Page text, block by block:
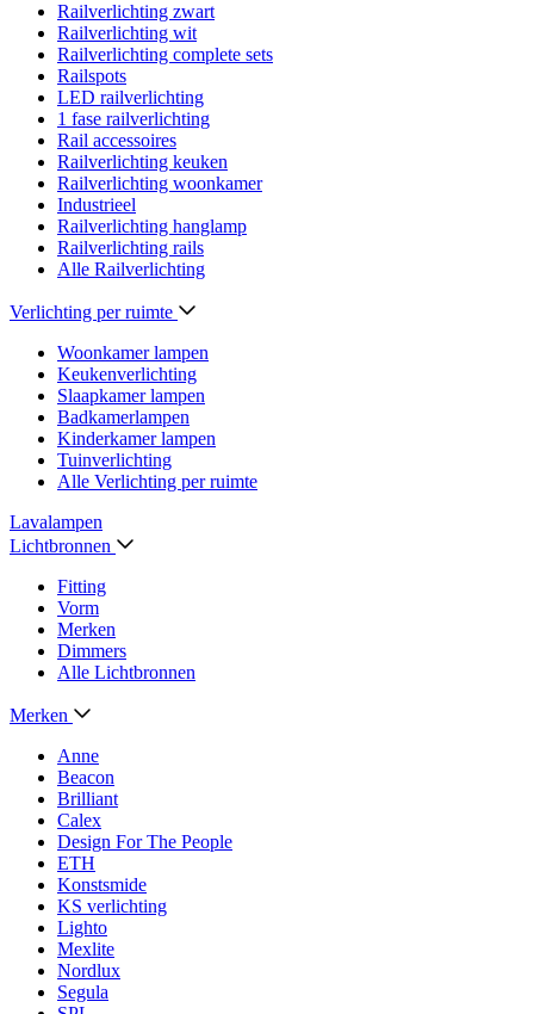
Railverlichting zwart
Railverlichting wit
Railverlichting complete sets
Railspots
LED railverlichting
1 fase railverlichting
Rail accessoires
Railverlichting keuken
Railverlichting woonkamer
Industrieel
Railverlichting hanglamp
Railverlichting rails
Alle Railverlichting
Verlichting per ruimte
Woonkamer lampen
Keukenverlichting
Slaapkamer lampen
Badkamerlampen
Kinderkamer lampen
Tuinverlichting
Alle Verlichting per ruimte
Lavalampen
Lichtbronnen
Fitting
Vorm
Merken
Dimmers
Alle Lichtbronnen
Merken
Anne
Beacon
Brilliant
Calex
Design For The People
ETH
Konstsmide
KS verlichting
Lighto
Mexlite
Nordlux
Segula